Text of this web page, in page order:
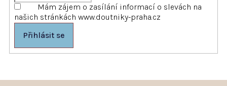
Mám zájem o zasílání informací o slevách na
našich stránkách www.doutniky-praha.cz
Přihlásit se